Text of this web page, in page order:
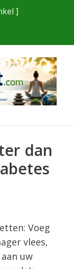
]
dan
Voeg
vlees,
uw